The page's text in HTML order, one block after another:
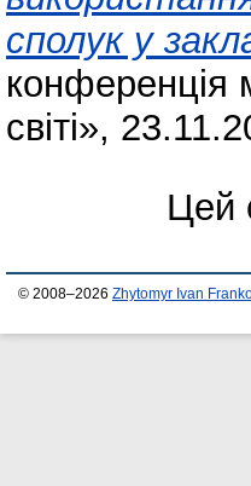
сполук у
конференція
світі»,
Цей
© 2008–2026 Zhytomyr Ivan